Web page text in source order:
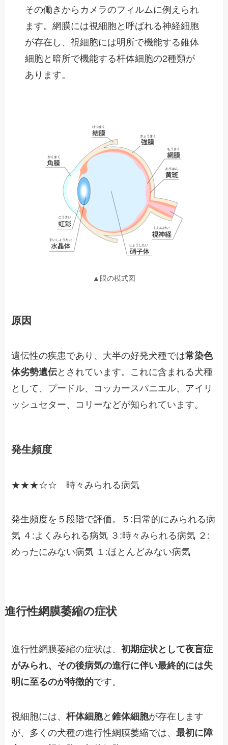
その働きからカメラのフィルムに例えられ
ます。網膜には視細胞と呼ばれる神経細胞
が存在し、視細胞には明所で機能する錐体
細胞と暗所で機能する杆体細胞の2種類が
あります。
▲眼の模式図
原因
遺伝性の疾患であり、大半の好発犬種では常染色
体劣勢遺伝とされています。これに含まれる犬種
として、プードル、コッカースパニエル、アイリ
ッシュセター、コリーなどが知られています。
発生頻度
★★★☆☆ 時々みられる病気
発生頻度を５段階で評価。５:日常的にみられる病
気 ４:よくみられる病気 ３:時々みられる病気 ２:
めったにみない病気 １:ほとんどみない病気
進行性網膜萎縮の症状
進行性網膜萎縮の症状は、初期症状として夜盲症
がみられ、その後病気の進行に伴い最終的には失
明に至るのが特徴的です。
視細胞には、杆体細胞と錐体細胞が存在します
が、多くの犬種の進行性網膜萎縮では、最初に障